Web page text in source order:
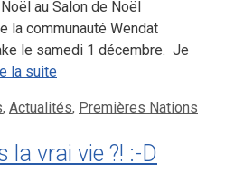
au Salon de Noël
la communauté Wendat
le samedi 1 décembre. Je
la suite
, Actualités, Premières Nations
la vrai vie ?! :-D